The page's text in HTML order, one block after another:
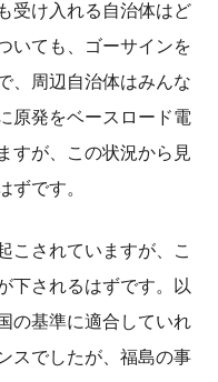
受け入れる自治体はど
いても、ゴーサインを
、周辺自治体はみんな
原発をベースロード電
すが、この状況から見
ずです。
こされていますが、こ
下されるはずです。以
の基準に適合していれ
スでしたが、福島の事